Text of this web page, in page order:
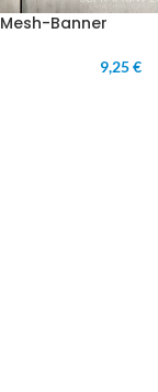
Mesh-Banner
9,25 €